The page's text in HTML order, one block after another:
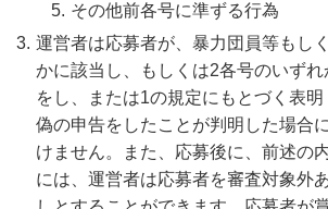
その他前各号に準ずる行為
運営者は応募者が、暴力団員等もし
かに該当し、もしくは2各号のいず
をし、または1の規定にもとづく表
偽の申告をしたことが判明した場合
けません。また、応募後に、前述の
には、運営者は応募者を審査対象外